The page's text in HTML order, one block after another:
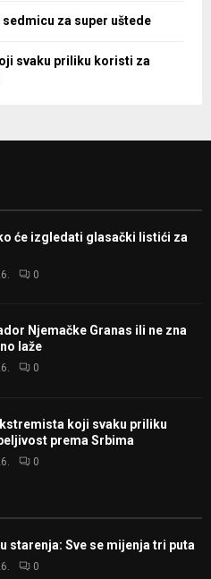
sedmicu za super uštede
svaku priliku koristi za
će izgledati glasački listići za
0
Njemačke Granas ili ne zna
laže
0
koji svaku priliku
prema Srbima
0
starenja: Sve se mijenja tri puta
0